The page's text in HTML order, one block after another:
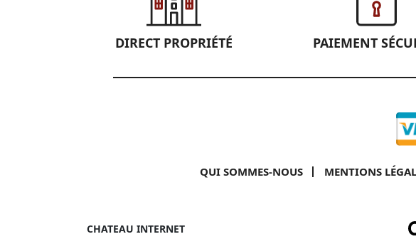
DIRECT PROPRIÉTÉ PAIEMENT
QUI SOMMES-NOUS MENTIONS
CHATEAU INTERNET